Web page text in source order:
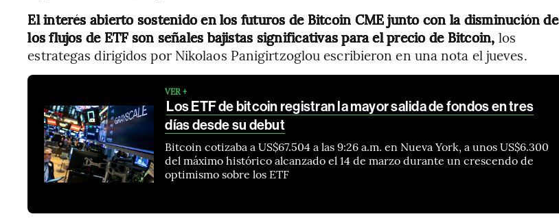
El interés abierto sostenido en los futuros de Bitcoin CME junto con la disminución de
los flujos de ETF son señales bajistas significativas para el precio de Bitcoin, los
estrategas dirigidos por Nikolaos Panigirtzoglou escribieron en una nota el jueves.
VER +
Los ETF de bitcoin registran la mayor salida de fondos en tres
días desde su debut
Bitcoin cotizaba a US$67.504 a las 9:26 a.m. en Nueva York, a unos US$6.300
del máximo histórico alcanzado el 14 de marzo durante un crescendo de
optimismo sobre los ETF